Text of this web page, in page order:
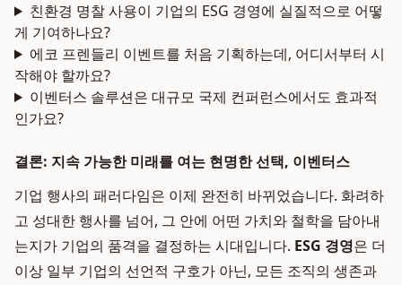
친환경 명찰 사용이 기업의 ESG 경영에 실질적으로 어떻
게 기여하나요?
에코 프렌들리 이벤트를 처음 기획하는데, 어디서부터 시
작해야 할까요?
이벤터스 솔루션은 대규모 국제 컨퍼런스에서도 효과적
인가요?
결론: 지속 가능한 미래를 여는 현명한 선택, 이벤터스
기업 행사의 패러다임은 이제 완전히 바뀌었습니다. 화려하
고 성대한 행사를 넘어, 그 안에 어떤 가치와 철학을 담아내
는지가 기업의 품격을 결정하는 시대입니다. ESG 경영은 더
이상 일부 기업의 선언적 구호가 아닌, 모든 조직의 생존과